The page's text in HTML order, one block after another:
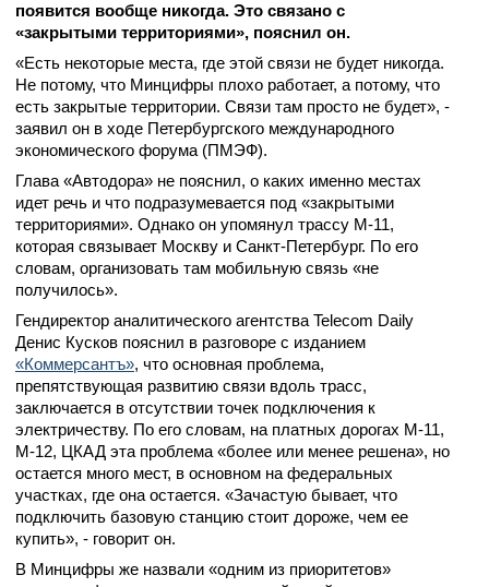
появится вообще никогда. Это связано с
«закрытыми территориями», пояснил он.
«Есть некоторые места, где этой связи не будет никогда.
Не потому, что Минцифры плохо работает, а потому, что
есть закрытые территории. Связи там просто не будет», -
заявил он в ходе Петербургского международного
экономического форума (ПМЭФ).
Глава «Автодора» не пояснил, о каких именно местах
идет речь и что подразумевается под «закрытыми
территориями». Однако он упомянул трассу М-11,
которая связывает Москву и Санкт-Петербург. По его
словам, организовать там мобильную связь «не
получилось».
Гендиректор аналитического агентства Telecom Daily
Денис Кусков пояснил в разговоре с изданием
«Коммерсантъ», что основная проблема,
препятствующая развитию связи вдоль трасс,
заключается в отсутствии точек подключения к
электричеству. По его словам, на платных дорогах М-11,
М-12, ЦКАД эта проблема «более или менее решена», но
остается много мест, в основном на федеральных
участках, где она остается. «Зачастую бывает, что
подключить базовую станцию стоит дороже, чем ее
купить», - говорит он.
В Минцифры же назвали «одним из приоритетов»